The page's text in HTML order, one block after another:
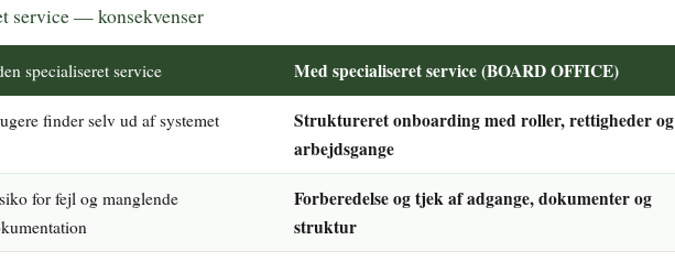
service — konsekvenser
specialiseret service Med specialiseret service (BOARD OFFICE)
finder selv ud af systemet
Struktureret onboarding med roller, rettigheder og
arbejdsgange
for fejl og manglende
Forberedelse og tjek af adgange, dokumenter og
struktur